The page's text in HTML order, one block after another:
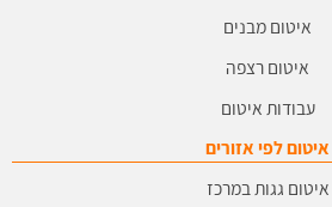
איטום מבנים
איטום רצפה
עבודות איטום
איטום לפי אזורים
איטום גגות במרכז